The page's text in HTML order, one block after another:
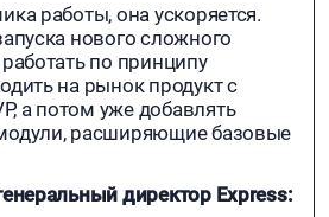
работы, она ускоряется.
нового сложного
по принципу
на рынок продукт с
а потом уже добавлять
расширяющие базовые
директор Ехpress: